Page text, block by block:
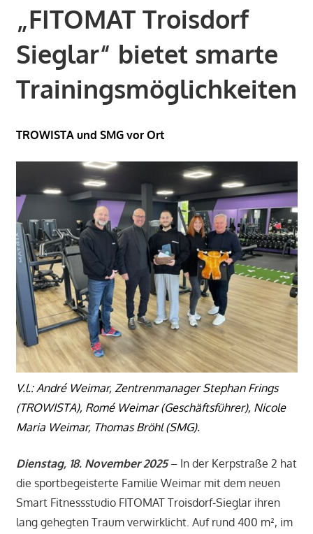
„FITOMAT Troisdorf
Sieglar“ bietet smarte
Trainingsmöglichkeiten
TROWISTA und SMG vor Ort
V.l.: André Weimar, Zentrenmanager Stephan Frings
(TROWISTA), Romé Weimar (Geschäftsführer), Nicole
Maria Weimar, Thomas Bröhl (SMG).
Dienstag, 18. November 2025 – In der Kerpstraße 2 hat
die sportbegeisterte Familie Weimar mit dem neuen
Smart Fitnessstudio FITOMAT Troisdorf-Sieglar ihren
lang gehegten Traum verwirklicht. Auf rund 400 m², im